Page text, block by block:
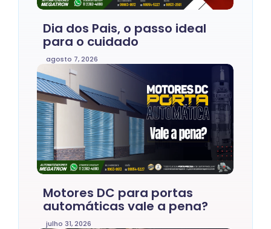
Dia dos Pais, o passo ideal
para o cuidado
agosto 7, 2026
Motores DC para portas
automáticas vale a pena?
julho 31, 2026